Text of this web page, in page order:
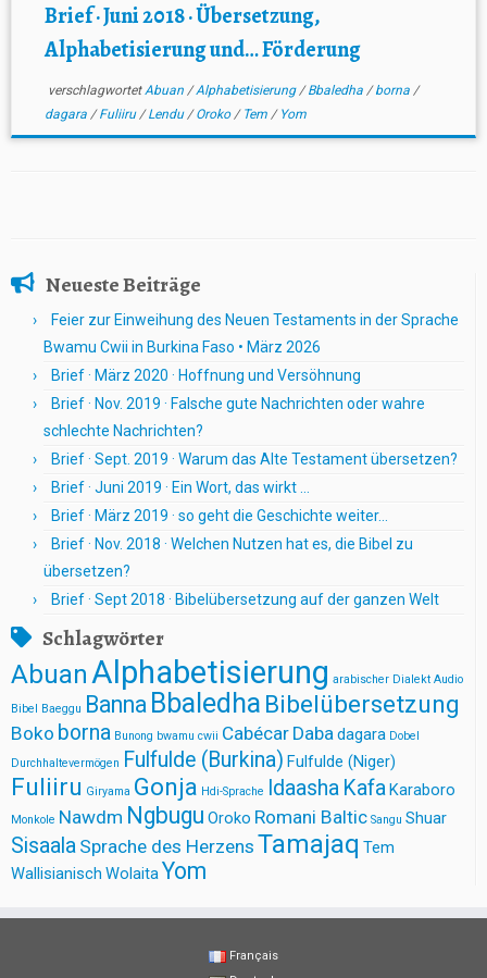
Brief · Juni 2018 · Übersetzung,
Alphabetisierung und… Förderung
verschlagwortetAbuan /Alphabetisierung/Bbaledha /borna /
dagara /Fuliiru/Lendu/Oroko/ Tem / Yom
Neueste Beiträge
Feier zur Einweihung des Neuen Testaments in der Sprache
Bwamu Cwii in Burkina Faso • März 2026
Brief · März 2020 · Hoffnung und Versöhnung
Brief · Nov. 2019 · Falsche gute Nachrichten oder wahre
schlechte Nachrichten?
Brief · Sept. 2019 · Warum das Alte Testament übersetzen?
Brief · Juni 2019 · Ein Wort, das wirkt …
Brief · März 2019 · so geht die Geschichte weiter…
Brief · Nov. 2018 · Welchen Nutzen hat es, die Bibel zu
übersetzen?
Brief · Sept 2018 · Bibelübersetzung auf der ganzen Welt
Schlagwörter
AbuanAlphabetisierung arabischer Dialekt Audio
Bibel Baeggu Banna Bbaledha Bibelübersetzung
Boko borna Bunong bwamu cwii Cabécar Dabadagara Dobel
Durchhaltevermögen Fulfulde (Burkina) Fulfulde (Niger)
Fuliiru Giryama Gonja Hdi-Sprache Idaasha KafaKaraboro
Monkole Nawdm Ngbugu Oroko Romani Baltic Sangu Shuar
Sisaala Sprache des Herzens Tamajaq Tem
Wallisianisch WolaitaYom
Français